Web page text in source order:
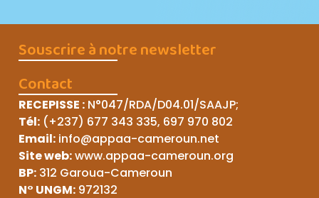
Souscrire à notre newsletter
Contact
RECEPISSE : N°047/RDA/D04.01/SAAJP;
Tél: (+237) 677 343 335, 697 970 802
Email: info@appaa-cameroun.net
Site web:www.appaa-cameroun.org
BP: 312 Garoua-Cameroun
N° UNGM: 972132